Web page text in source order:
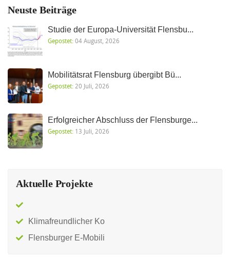
Neuste Beiträge
Studie der Europa-Universität Flensbu...
Gepostet:04 August, 2026
Mobilitätsrat Flensburg übergibt Bü...
Gepostet: 20 Juli, 2026
Erfolgreicher Abschluss der Flensburge...
Gepostet: 13 Juli, 2026
Aktuelle Projekte
Klimafreundlicher Ko
Flensburger E-Mobili